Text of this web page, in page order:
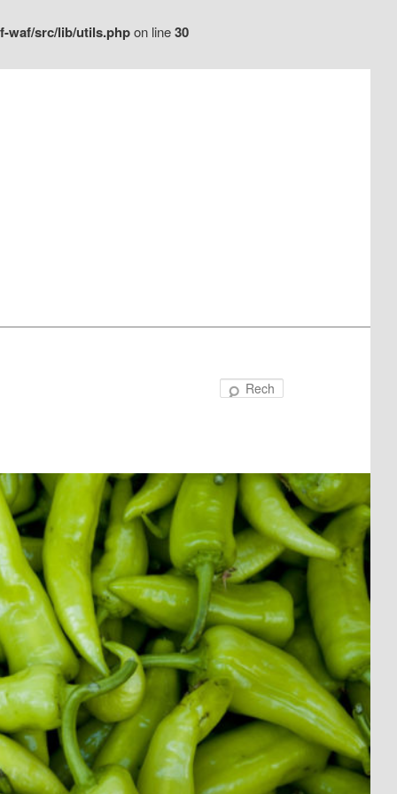
waf/src/lib/utils.phpon line30